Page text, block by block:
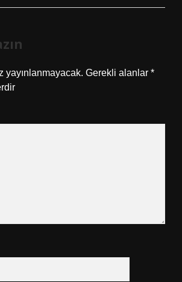
yayınlanmayacak. Gerekli alanlar *